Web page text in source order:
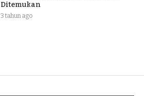
Ditemukan
3 tahun ago